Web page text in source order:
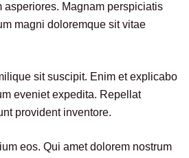
asperiores. Magnam perspiciatis
magni doloremque sit vitae
sit suscipit. Enim et explicabo
eveniet expedita. Repellat
provident inventore.
eos. Qui amet dolorem nostrum